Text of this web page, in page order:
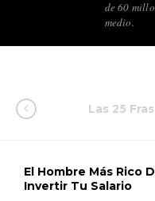
de 60
medio.
Las 25
El Hombre Más Rico
Invertir Tu Salario